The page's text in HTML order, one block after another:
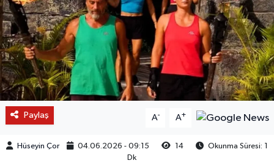
Paylaş A- A+
Hüseyin Çor 04.06.2026 - 09:15 14
Okunma Süresi: 1
Dk